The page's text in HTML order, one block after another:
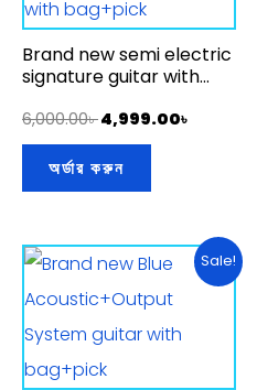
Brand new semi electric
signature guitar with
6,000.00৳4,999.00৳
অর্ডার করুন
Sale!
Original
price
was:
3,999.00৳ .
Current
price